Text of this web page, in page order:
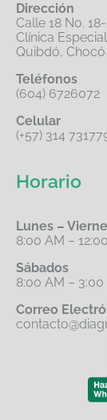
Dirección
Calle 18 No.
Clínica
Quibdó, Chocó
Teléfonos
(604) 6726072
Celular
(+57) 314
Horario
Lunes –
8:00 AM –
Sábados
8:00 AM – 3:00
Correo